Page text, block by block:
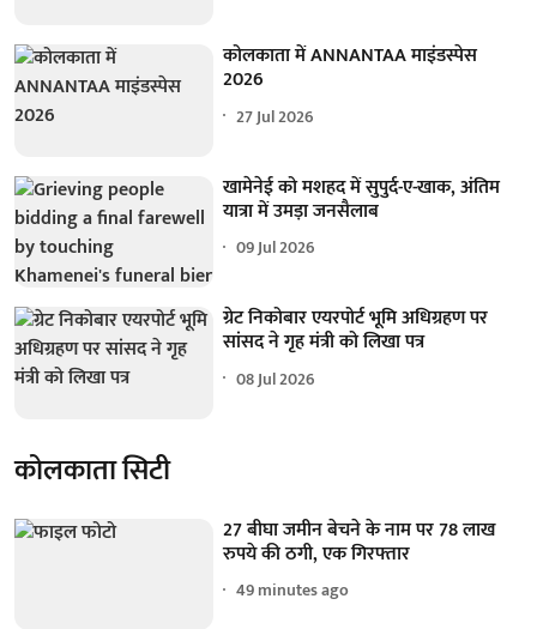
कोलकाता में ANNANTAA माइंडस्पेस
2026
27 Jul 2026
खामेनेई को मशहद में सुपुर्द-ए-खाक, अंतिम
यात्रा में उमड़ा जनसैलाब
09 Jul 2026
ग्रेट निकोबार एयरपोर्ट भूमि अधिग्रहण पर
सांसद ने गृह मंत्री को लिखा पत्र
08 Jul 2026
कोलकाता सिटी
27 बीघा जमीन बेचने के नाम पर 78 लाख
रुपये की ठगी, एक गिरफ्तार
49 minutes ago